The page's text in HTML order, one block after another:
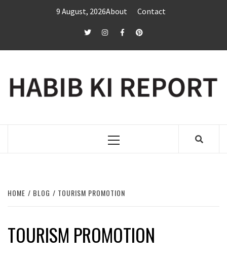
9 August, 2026About Contact
twitterInstagramFacebookPinterest
Primary
HOME BLOG TOURISM PROMOTION
TOURISM PROMOTION